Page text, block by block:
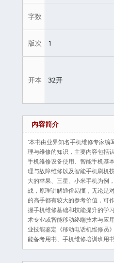
字数
版次 1
开本 32开
内容简介
'本书由业界知名手机维修专家编
理与维修的知识，主要内容包括
手机维修设备使用、智能手机基
理与故障维修以及智能手机刷机
大的苹果、三星、小米手机为例
战，原理讲解通俗易懂，无论是
的高手都有较大的参考价值，可
握手机维修基础和技能提升的学
术专业或智能移动终端技术与应
业技能鉴定《移动电话机维修员
能备考用书、手机维修培训班用